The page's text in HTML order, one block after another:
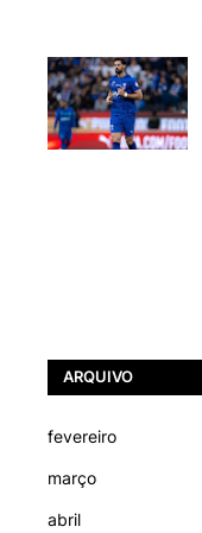
ARQUIVO
fevereiro
março
abril